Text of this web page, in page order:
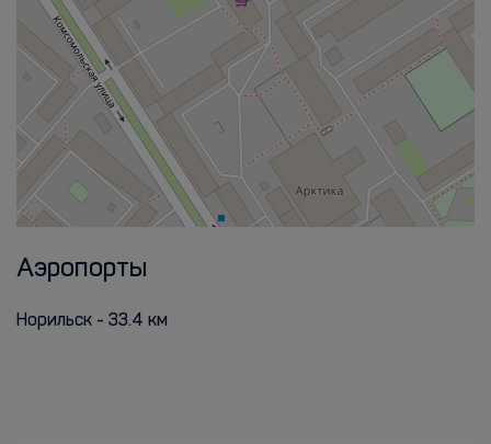
Аэропорты
Норильск - 33.4 км